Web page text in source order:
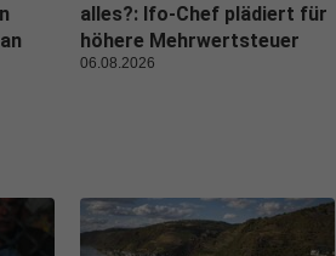
alles?: Ifo-Chef plädiert für
höhere Mehrwertsteuer
06.08.2026